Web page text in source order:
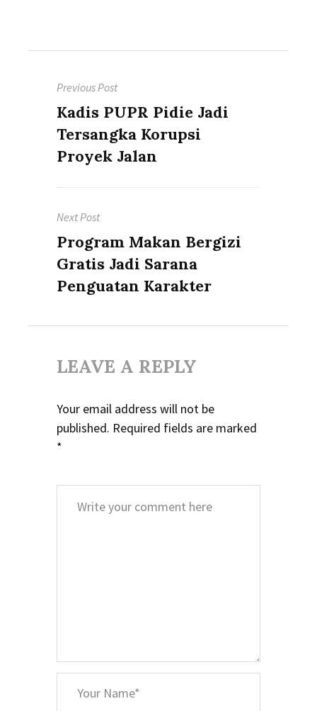
navigation
Previous Post
Previous
post:
Kadis PUPR Pidie Jadi
Tersangka Korupsi
Proyek Jalan
Next Post
Next
post:
Program Makan Bergizi
Gratis Jadi Sarana
Penguatan Karakter
LEAVE A REPLY
Your email address will not be
published. Required fields are marked
*
Name